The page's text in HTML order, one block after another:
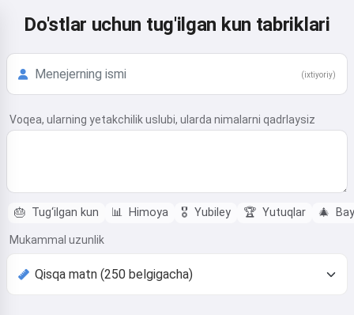
Do'stlar uchun tug'ilgan kun tabriklari
(ixtiyoriy)
Voqea, ularning yetakchilik uslubi, ularda nimalarni qadrlaysiz
🎂 Tug‘ilgan kun 📊 Himoya 🎖️ Yubiley 🏆 Yutuqlar 🎄
Mukammal uzunlik